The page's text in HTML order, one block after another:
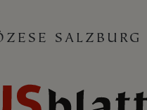
SALZBURG